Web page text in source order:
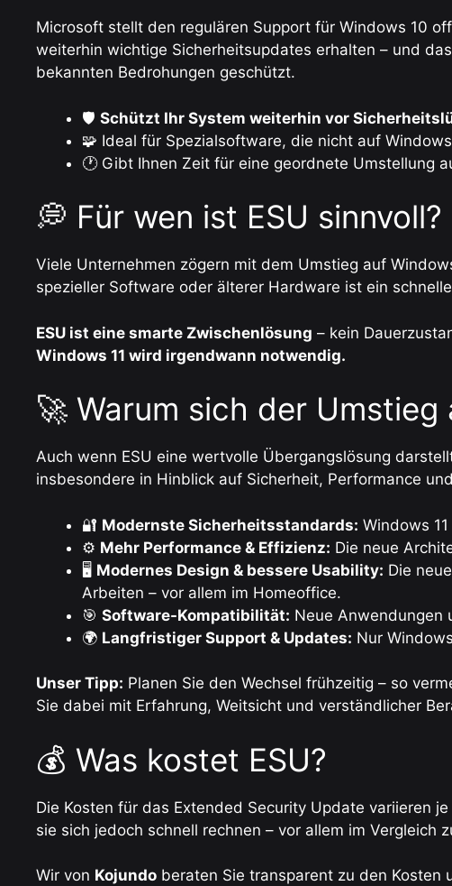
Microsoft stellt den regulären Support für Windows 10
weiterhin wichtige Sicherheitsupdates erhalten – und
bekannten Bedrohungen geschützt.
🛡 Schützt Ihr System weiterhin vor
🧩 Ideal für Spezialsoftware, die nicht auf
🕐 Gibt Ihnen Zeit für eine geordnete Umstellung
💭 Für wen ist ESU sinnvoll?
Viele Unternehmen zögern mit dem Umstieg auf
spezieller Software oder älterer Hardware ist ein
ESU ist eine smarte Zwischenlösung – kein
Windows 11 wird irgendwann notwendig.
🚀 Warum sich der Umstieg
Auch wenn ESU eine wertvolle Übergangslösung
insbesondere in Hinblick auf Sicherheit, Performance
🔐 Modernste Sicherheitsstandards: Windows
⚙️ Mehr Performance & Effizienz: Die neue
🖥 Modernes Design & bessere Usability: Die
Arbeiten – vor allem im Homeoffice.
🎯 Software-Kompatibilität: Neue Anwendungen
🌍 Langfristiger Support & Updates: Nur
Unser Tipp: Planen Sie den Wechsel frühzeitig – so
Sie dabei mit Erfahrung, Weitsicht und verständlicher
💰 Was kostet ESU?
Die Kosten für das Extended Security Update variieren
sie sich jedoch schnell rechnen – vor allem im Vergleich
Wir von Kojundo beraten Sie transparent zu den Kosten